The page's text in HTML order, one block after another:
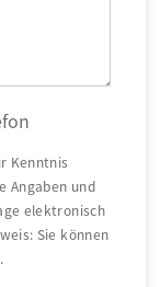
Kenntnis
Angaben und
elektronisch
Sie können